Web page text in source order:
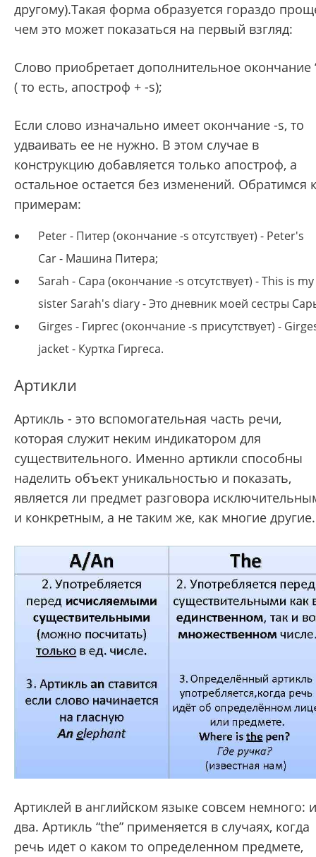
другому).Такая форма образуется гораздо
чем это может показаться на первый взгляд:
Слово приобретает дополнительное окончание
( то есть, апостроф + -s);
Если слово изначально имеет окончание -s, то
удваивать ее не нужно. В этом случае в
конструкцию добавляется только апостроф, а
остальное остается без изменений. Обратимся к
примерам:
Peter - Питер (окончание-s отсутствует) - Peter's
Car - Машина Питера;
Sarah - Сара (окончание-s отсутствует) -This is my
sister Sarah's diary - Это дневник моей сестры
Girges - Гиргес (окончание-s присутствует) -
jacket - Куртка Гиргеса.
Артикли
Артикль - это вспомогательная часть речи,
которая служит неким индикатором для
существительного. Именно артикли способны
наделить объект уникальностью и показать,
является ли предмет разговора
и конкретным, а не таким же, как многие
Артиклей в английском языке совсем немного:
два. Артикль “the” применяется в случаях, когда
речь идет о каком то определенном предмете,